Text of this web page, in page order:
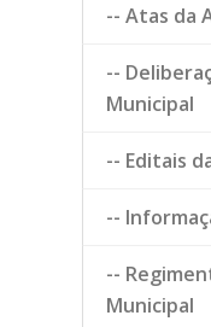
-- Atas da
--
Municipal
-- Editais
--
--
Municipal